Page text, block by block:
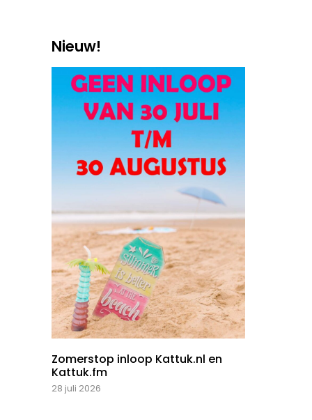
Nieuw!
Zomerstop inloop Kattuk.nl en
Kattuk.fm
28 juli 2026